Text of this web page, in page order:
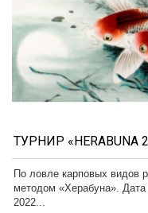
ТУРНИР «HERABUNA
По ловле карповых видов
методом «Херабуна».
2022...